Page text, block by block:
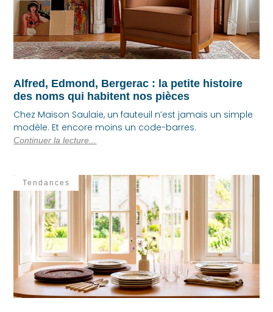
Alfred, Edmond, Bergerac : la petite histoire
des noms qui habitent nos pièces
Chez Maison Saulaie, un fauteuil n’est jamais un simple
modèle. Et encore moins un code-barres.
Continuer la lecture...
Tendances